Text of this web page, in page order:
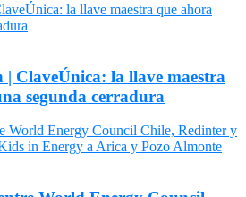
ClaveÚnica: la llave maestra
segunda cerradura